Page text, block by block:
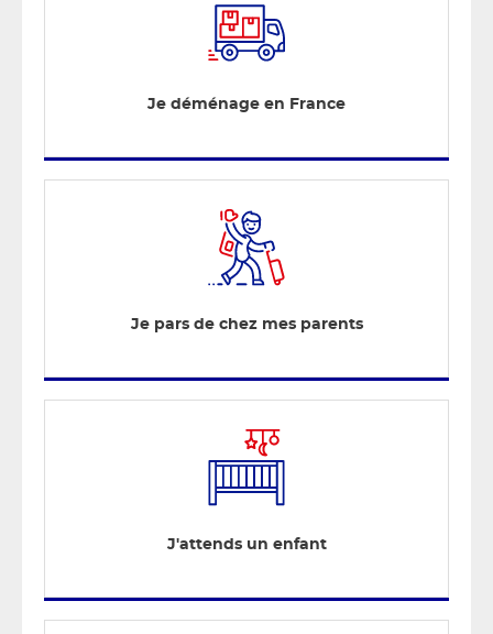
Je déménage en France
Je pars de chez mes parents
J'attends un enfant